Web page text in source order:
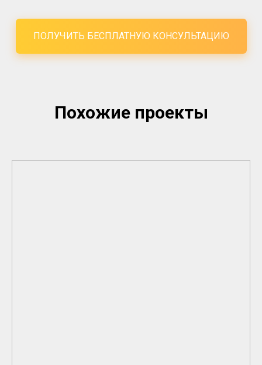
ПОЛУЧИТЬ БЕСПЛАТНУЮ КОНСУЛЬТАЦИЮ
Похожие проекты